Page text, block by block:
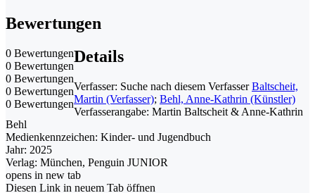
Bewertungen
0 Bewertungen
0 Bewertungen
0 Bewertungen
0 Bewertungen
0 Bewertungen
Details
Verfasser: Suche nach diesem Verfasser Baltscheit,
Martin (Verfasser); Behl, Anne-Kathrin (Künstler)
Verfasserangabe: Martin Baltscheit & Anne-Kathrin
Behl
Medienkennzeichen: Kinder- und Jugendbuch
Jahr: 2025
Verlag: München, Penguin JUNIOR
opens in new tab
Diesen Link in neuem Tab öffnen